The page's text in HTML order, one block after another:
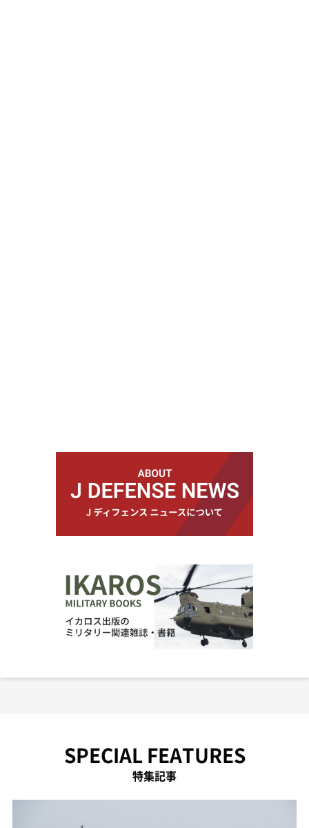
SPECIAL FEATURES
特集記事